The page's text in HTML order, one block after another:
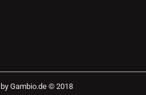
by Gambio.de © 2018